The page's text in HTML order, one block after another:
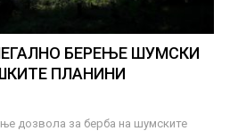
БЕРЕЊЕ ШУМСКИ
ПЛАНИНИ
дозвола за берба на шумските